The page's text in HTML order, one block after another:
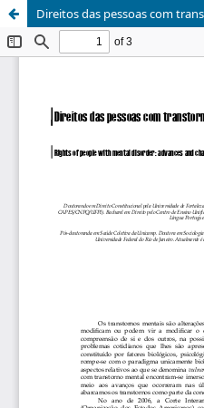
Direitos das pessoas com